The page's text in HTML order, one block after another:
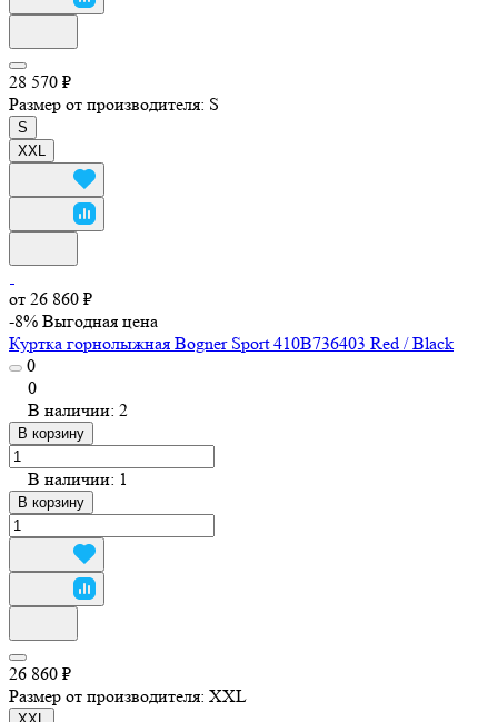
28 570 ₽
Размер от производителя: S
S
XXL
от 26 860 ₽
-8% Выгодная цена
Куртка горнолыжная Bogner Sport 410B736403 Red / Black
0
0
В наличии: 2
В корзину
В наличии: 1
В корзину
26 860 ₽
Размер от производителя: XXL